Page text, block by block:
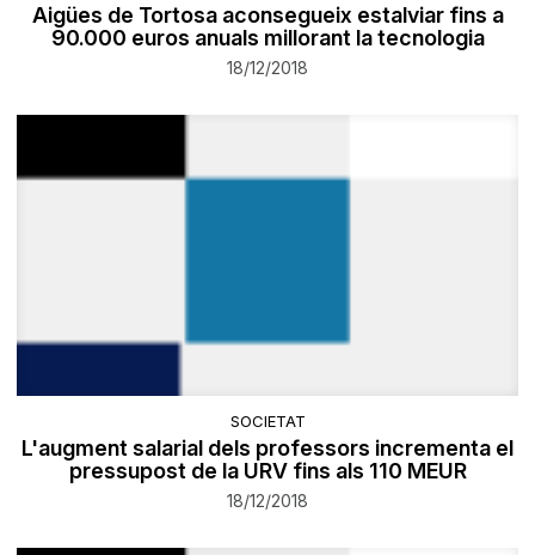
Aigües de Tortosa aconsegueix estalviar fins a
90.000 euros anuals millorant la tecnologia
18/12/2018
SOCIETAT
L'augment salarial dels professors incrementa el
pressupost de la URV fins als 110 MEUR
18/12/2018